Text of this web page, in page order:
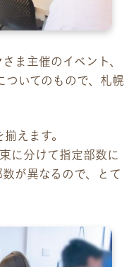
さま主催のイベント、
ついてのもので、札幌
えます。
に分けて指定部数に
が異なるので、とて